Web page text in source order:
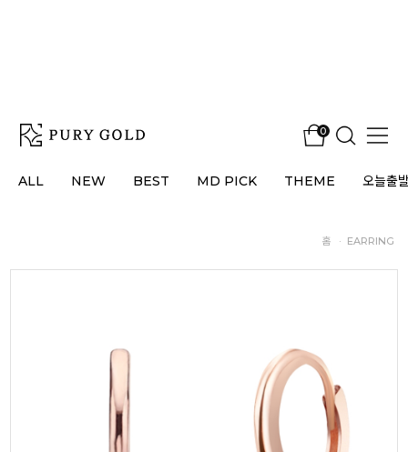
0
ALL NEW BEST MD PICK THEME 오늘출
홈 · EARRING